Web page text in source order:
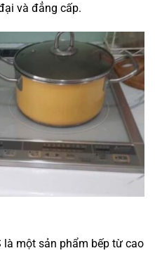
và đẳng cấp.
là một sản phẩm bếp từ cao